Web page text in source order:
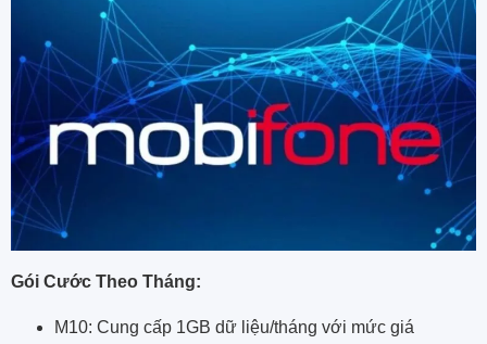
Gói Cước Theo Tháng:
M10: Cung cấp 1GB dữ liệu/tháng với mức giá